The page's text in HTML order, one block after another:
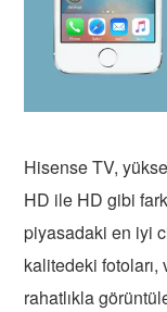
Hisense TV,
HD ile HD gibi
piyasadaki en iyi
kalitedeki
rahatlıkla